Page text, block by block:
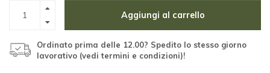
Aggiungi al carrello
Ordinato prima delle 12.00? Spedito lo stesso giorno
lavorativo (vedi termini e condizioni)!